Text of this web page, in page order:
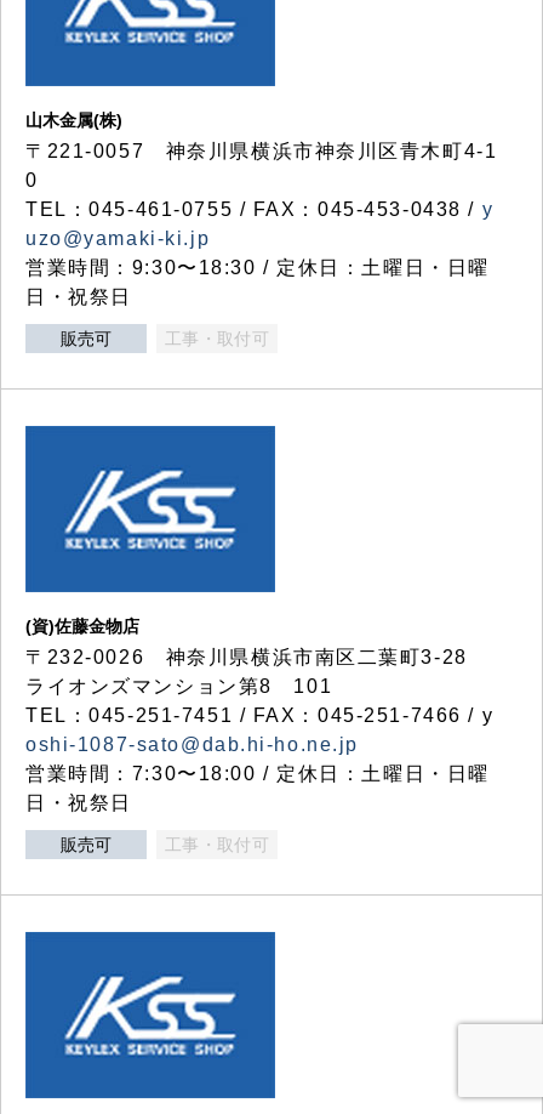
山木金属(株)
〒221-0057 神奈川県横浜市神奈川区青木町4-1
0
TEL：045-461-0755 / FAX：045-453-0438 / y
uzo@yamaki-ki.jp
営業時間：9:30〜18:30 / 定休日：土曜日・日曜
日・祝祭日
販売可 工事・取付可
(資)佐藤金物店
〒232-0026 神奈川県横浜市南区二葉町3-28
ライオンズマンション第8 101
TEL：045-251-7451 / FAX：045-251-7466 / y
oshi-1087-sato@dab.hi-ho.ne.jp
営業時間：7:30〜18:00 / 定休日：土曜日・日曜
日・祝祭日
販売可 工事・取付可